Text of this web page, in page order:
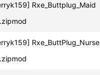
Rxe_Buttplug_Maid
Rxe_ButtPlug_Nurse